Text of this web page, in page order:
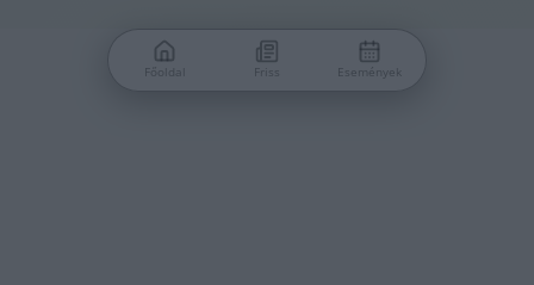
Főoldal Friss Események